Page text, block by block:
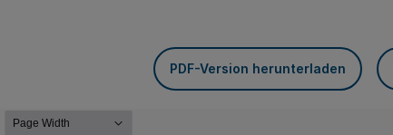
PDF-Version herunterladen